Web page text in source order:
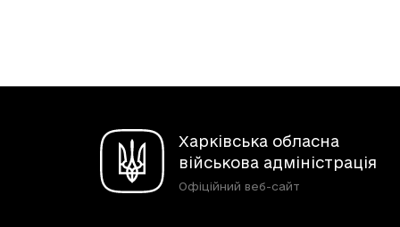
Харківська обласна
військова адміністрація
Офіційний веб-сайт